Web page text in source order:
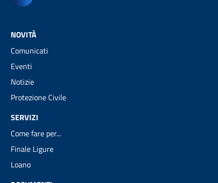
NOVITÀ
Comunicati
Eventi
Notizie
Protezione Civile
SERVIZI
Come fare per...
Finale Ligure
Loano